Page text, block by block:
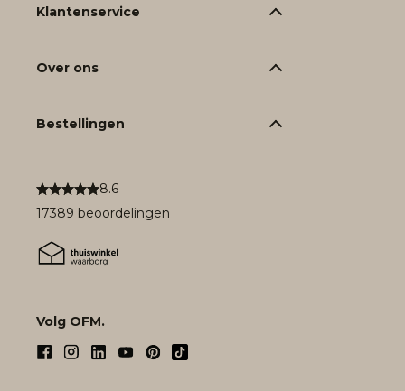
8.6
17389 beoordelingen
Volg OFM.
Klantenservice
Over ons
Bestellingen